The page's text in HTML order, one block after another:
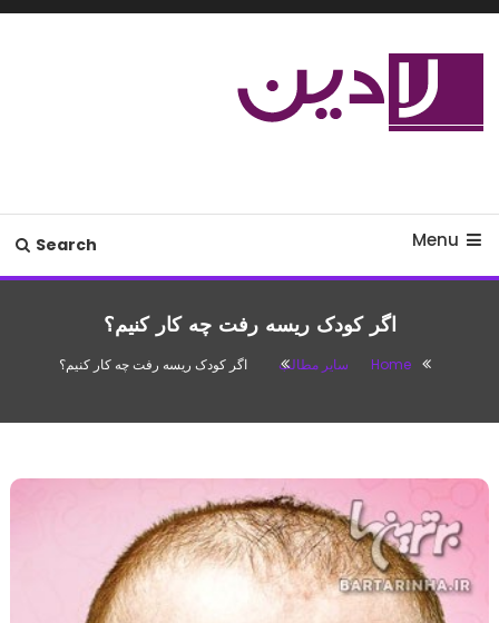
Skip
Menu
Search
اگر کودک ریسه رفت چه کار کنیم؟
Home سایر مطالب اگر کودک ریسه رفت چه کار کنیم؟